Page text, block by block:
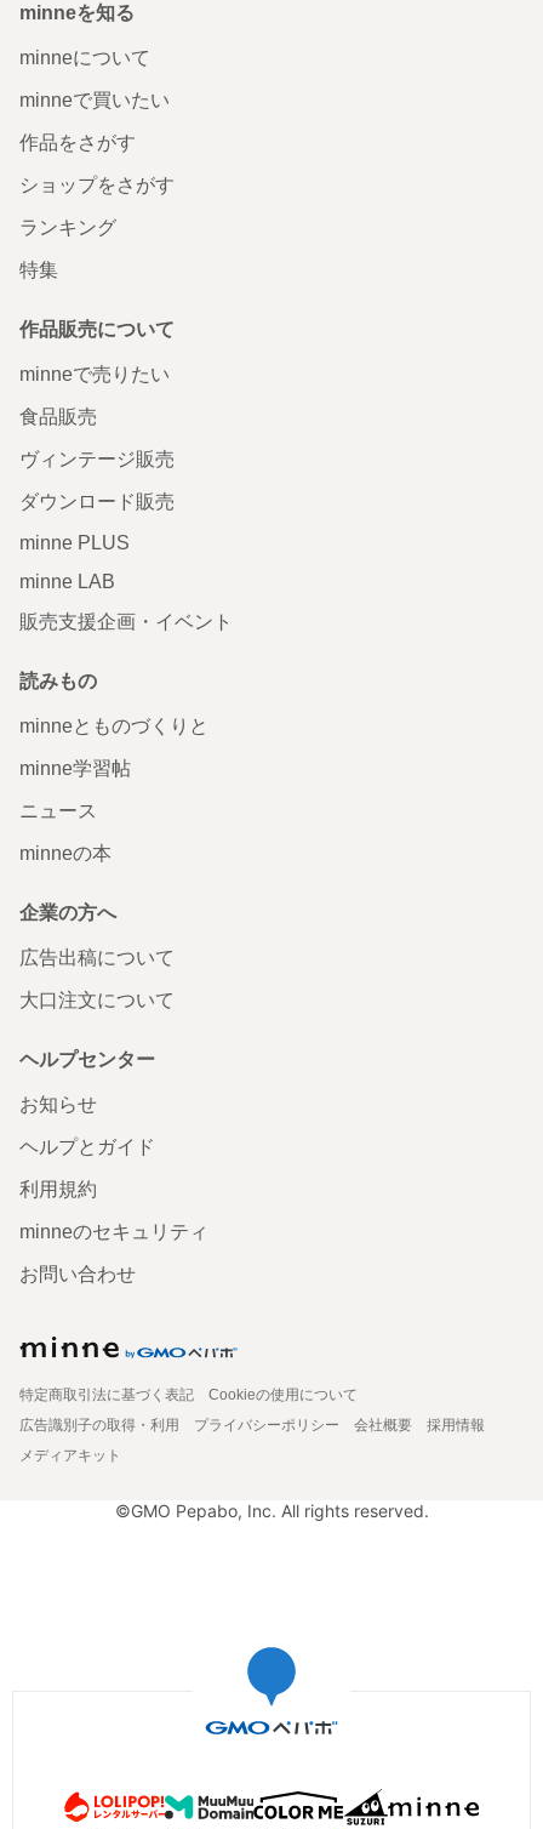
minneを知る
minneについて
minneで買いたい
作品をさがす
ショップをさがす
ランキング
特集
作品販売について
minneで売りたい
食品販売
ヴィンテージ販売
ダウンロード販売
minne PLUS
minne LAB
販売支援企画・イベント
読みもの
minneとものづくりと
minne学習帖
ニュース
minneの本
企業の方へ
広告出稿について
大口注文について
ヘルプセンター
お知らせ
ヘルプとガイド
利用規約
minneのセキュリティ
お問い合わせ
特定商取引法に基づく表記
Cookieの使用について
広告識別子の取得・利用
プライバシーポリシー 会社概要
採用情報
メディアキット
©GMO Pepabo, Inc. All rights reserved.